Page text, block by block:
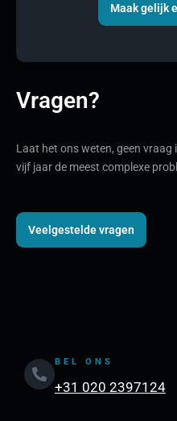
Maak gelijk
Vragen?
Laat het ons weten, geen vraag
vijf jaar de meest complexe
Veelgestelde vragen
BEL ONS
+31 020 2397124